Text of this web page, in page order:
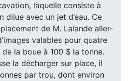
laquelle consiste à
dilue avec un jet d’eau. Ce
de M. Lalande aller-
valables pour quatre
la boue à 100 $ la tonne.
la décharger sur place, il
par trou, dont environ